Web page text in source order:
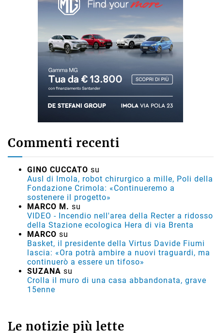
Commenti recenti
GINO CUCCATO su
Ausl di Imola, robot chirurgico a mille, Poli della
Fondazione Crimola: «Continueremo a
sostenere il progetto»
MARCO M. su
VIDEO - Incendio nell'area della Recter a ridosso
della Stazione ecologica Hera di via Brenta
MARCO su
Basket, il presidente della Virtus Davide Fiumi
lascia: «Ora potrà ambire a nuovi traguardi, ma
continuerò a essere un tifoso»
SUZANA su
Crolla il muro di una casa abbandonata, grave
15enne
Le notizie più lette